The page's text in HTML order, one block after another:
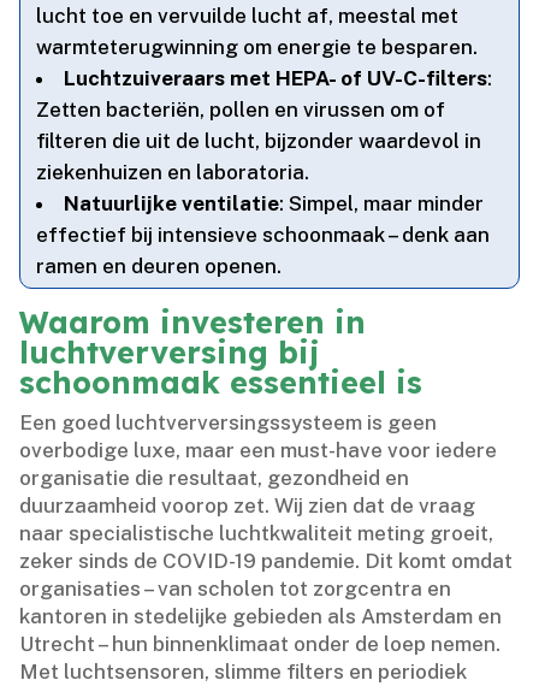
lucht toe en vervuilde lucht af, meestal met
warmteterugwinning om energie te besparen.​
Luchtzuiveraars met HEPA- of UV-C-filters:
Zetten bacteriën, pollen en virussen om of
filteren die uit de lucht, bijzonder waardevol in
ziekenhuizen en laboratoria.​
Natuurlijke ventilatie: Simpel, maar minder
effectief bij intensieve schoonmaak – denk aan
ramen en deuren openen.​
Waarom investeren in
luchtverversing bij
schoonmaak essentieel is
Een goed luchtverversingssysteem is geen
overbodige luxe, maar een must-have voor iedere
organisatie die resultaat, gezondheid en
duurzaamheid voorop zet.​ Wij zien dat de vraag
naar specialistische luchtkwaliteit meting groeit,
zeker sinds de COVID-19 pandemie.​ Dit komt omdat
organisaties – van scholen tot zorgcentra en
kantoren in stedelijke gebieden als Amsterdam en
Utrecht – hun binnenklimaat onder de loep nemen.​
Met luchtsensoren, slimme filters en periodiek